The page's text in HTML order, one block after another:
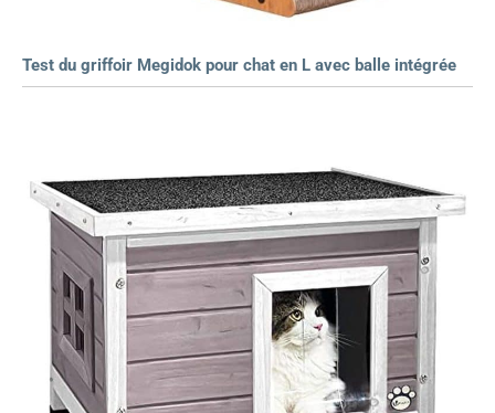
Test du griffoir Megidok pour chat en L avec balle intégrée